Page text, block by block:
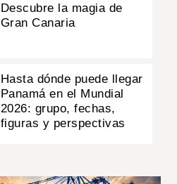
Descubre la magia de
Gran Canaria
Hasta dónde puede llegar
Panamá en el Mundial
2026: grupo, fechas,
figuras y perspectivas